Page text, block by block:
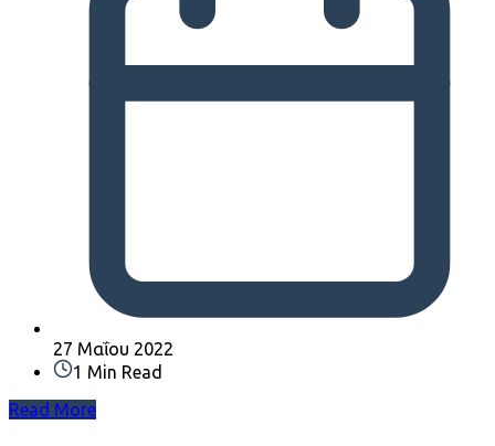
27 Μαΐου 2022
1 Min Read
Read More